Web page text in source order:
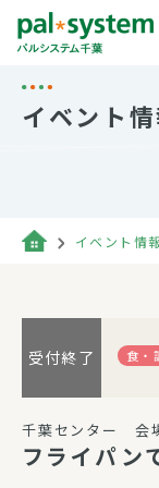
イベント
イベント情
受付終了 食・
千葉センター 会
フライパン